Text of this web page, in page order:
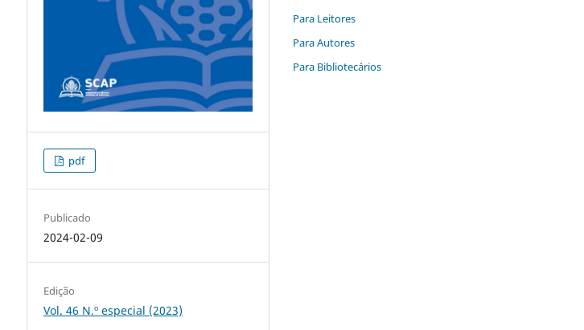
pdf
Publicado
2024-02-09
Edição
Vol. 46 N.º especial (2023)
Para Leitores
Para Autores
Para Bibliotecários